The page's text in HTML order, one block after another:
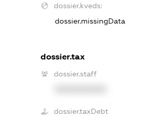
dossier.kveds:
dossier.missingData
dossier.tax
dossier.staff
dossier.taxDebt